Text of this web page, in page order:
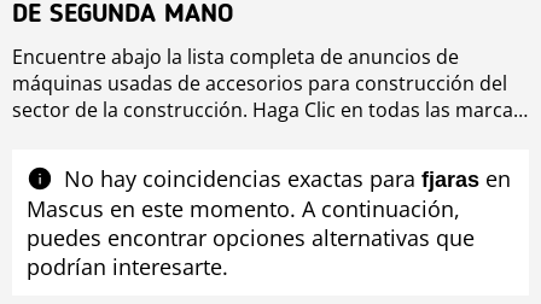
DE SEGUNDA MANO
Encuentre abajo la lista completa de anuncios de
máquinas usadas de accesorios para construcción del
sector de la construcción. Haga Clic en todas las marcas
comprobar las máquinas usadas disponibles de
accesorios para construcción ordenadas por marca o si
desea mejorar los resultados de búsqueda de equipo
usado de accesorios para construcción seleccionando
los filtros en la herramienta de navegación situada en el
No hay coincidencias exactas para fjaras en
Mascus en este momento. A continuación,
puedes encontrar opciones alternativas que
podrían interesarte.